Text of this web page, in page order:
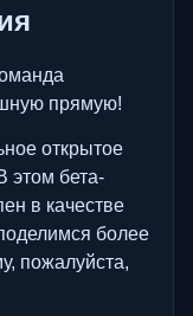
прямую!
открытое
этом бета-
в качестве
более
пожалуйста,